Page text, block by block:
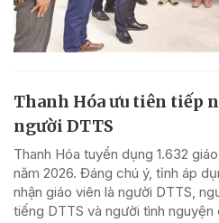
Thanh Hóa ưu tiên tiếp
người DTTS
Thanh Hóa tuyển dụng 1.632
năm 2026. Đáng chú ý, tỉnh áp
nhận giáo viên là người DTTS,
tiếng DTTS và người tình nguyện